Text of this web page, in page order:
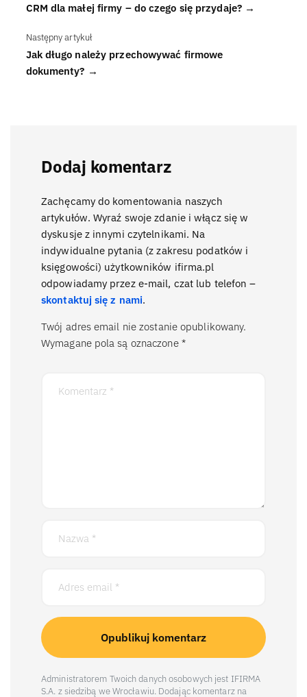
CRM dla małej firmy – do czego się przydaje? →
Następny artykuł
Jak długo należy przechowywać firmowe
dokumenty? →
Dodaj komentarz
Zachęcamy do komentowania naszych
artykułów. Wyraź swoje zdanie i włącz się w
dyskusje z innymi czytelnikami. Na
indywidualne pytania (z zakresu podatków i
księgowości) użytkowników ifirma.pl
odpowiadamy przez e-mail, czat lub telefon –
skontaktuj się z nami.
Twój adres email nie zostanie opublikowany.
Wymagane pola są oznaczone *
Administratorem Twoich danych osobowych jest IFIRMA
S.A. z siedzibą we Wrocławiu. Dodając komentarz na